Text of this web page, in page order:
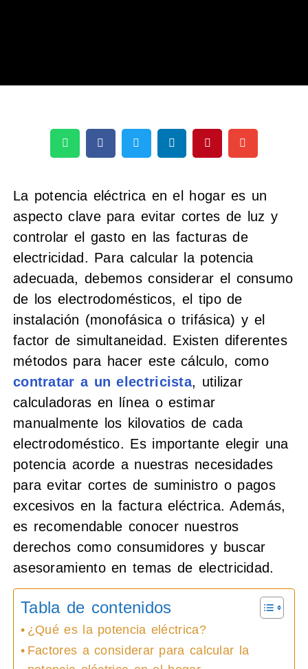
La potencia eléctrica en el hogar es un
aspecto clave para evitar cortes de luz y
controlar el gasto en las facturas de
electricidad. Para calcular la potencia
adecuada, debemos considerar el consumo
de los electrodomésticos, el tipo de
instalación (monofásica o trifásica) y el
factor de simultaneidad. Existen diferentes
métodos para hacer este cálculo, como
contratar a un electricista, utilizar
calculadoras en línea o estimar
manualmente los kilovatios de cada
electrodoméstico. Es importante elegir una
potencia acorde a nuestras necesidades
para evitar cortes de suministro o pagos
excesivos en la factura eléctrica. Además,
es recomendable conocer nuestros
derechos como consumidores y buscar
asesoramiento en temas de electricidad.
Tabla de contenidos
¿Qué es la potencia eléctrica?
Factores a considerar para calcular la